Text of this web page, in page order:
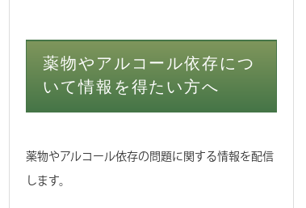
薬物やアルコール依存につ
いて情報を得たい方へ
薬物やアルコール依存の問題に関する情報を配信
します。